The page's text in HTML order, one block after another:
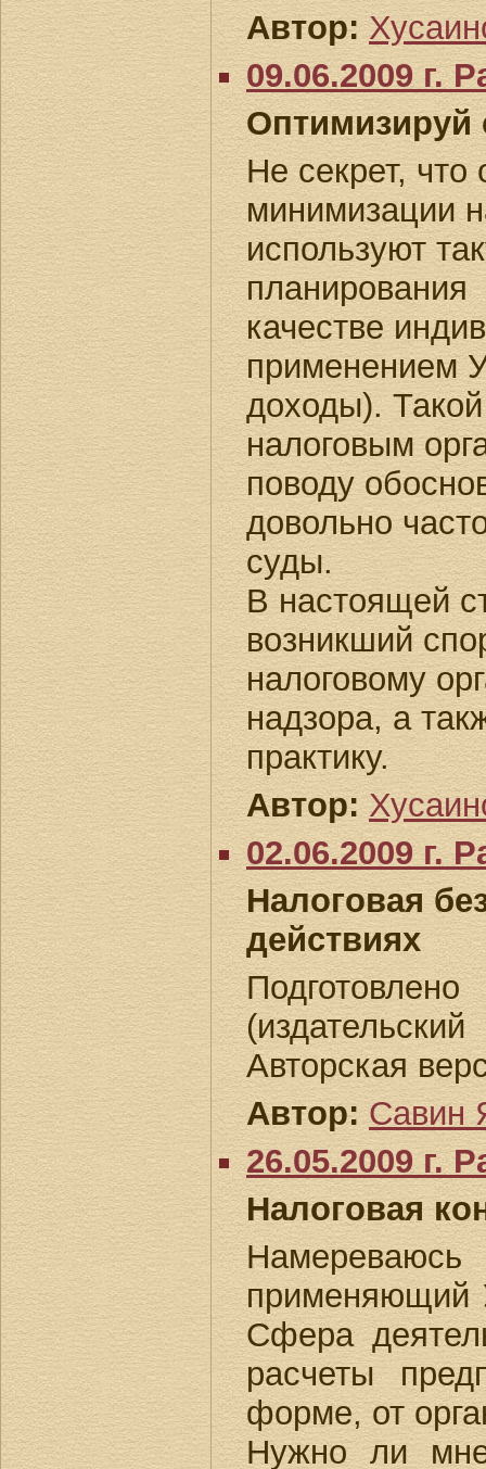
Автор:
09.06.2009 г.
Оптимизируй
Не секрет, что
минимизации
используют
планирования
качестве
применением
доходы).
налоговым
поводу
довольно
суды.
В настоящей
возникший
налоговому
надзора, а
практику.
Автор:
02.06.2009 г.
Налоговая
действиях
Авторская
Автор: Савин
26.05.2009 г.
Налоговая
применяющий
Сфера
расчеты
форме, от
Нужно ли мне